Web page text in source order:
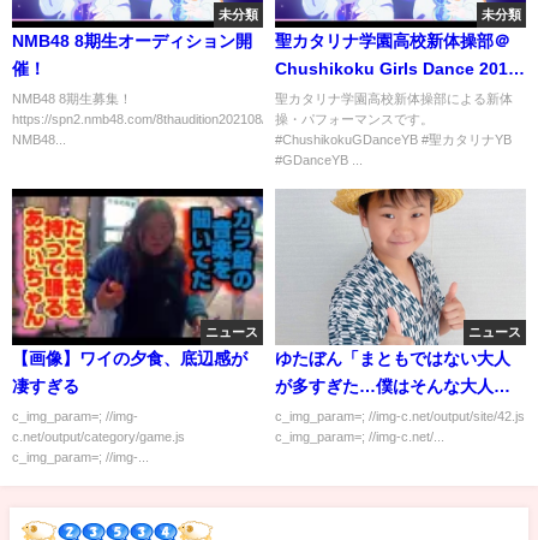
未分類
NMB48 8期生オーディション開
催！
NMB48 8期生募集！
https://spn2.nmb48.com/8thaudition202108/index.html
NMB48...
未分類
聖カタリナ学園高校新体操部＠
Chushikoku Girls Dance 2018
Autumn
聖カタリナ学園高校新体操部による新体
操・パフォーマンスです。
#ChushikokuGDanceYB #聖カタリナYB
#GDanceYB ...
ニュース
【画像】ワイの夕食、底辺感が
凄すぎる
c_img_param=; //img-
c.net/output/category/game.js
c_img_param=; //img-...
ニュース
ゆたぼん「まともではない大人
が多すぎた…僕はそんな大人に
なりたくない」
c_img_param=; //img-c.net/output/site/42.js
c_img_param=; //img-c.net/...